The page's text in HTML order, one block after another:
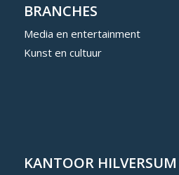
BRANCHES
Media en entertainment
Kunst en cultuur
KANTOOR HILVERSUM